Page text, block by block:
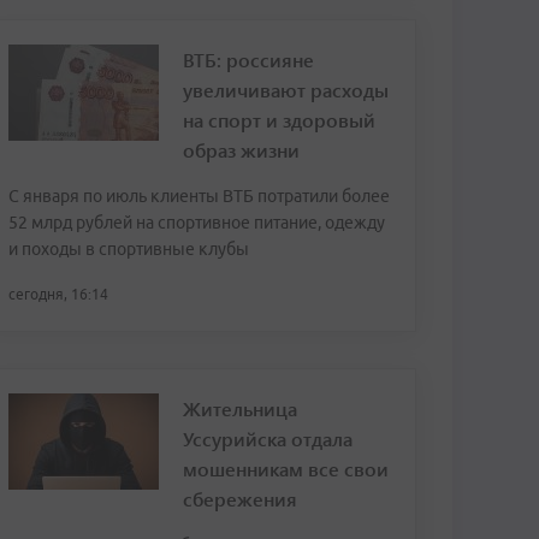
ВТБ: россияне
увеличивают расходы
на спорт и здоровый
образ жизни
С января по июль клиенты ВТБ потратили более
52 млрд рублей на спортивное питание, одежду
и походы в спортивные клубы
сегодня, 16:14
Жительница
Уссурийска отдала
мошенникам все свои
сбережения